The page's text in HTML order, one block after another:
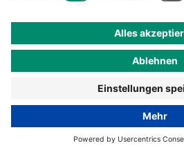
Datenschutz-Einstellungen AGB
Zahlungsinformationen
© Andermatt BioVet 2026